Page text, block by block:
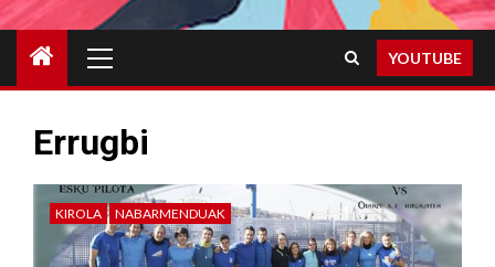
Menu
YOUTUBE
Errugbi
KIROLA NABARMENDUAK